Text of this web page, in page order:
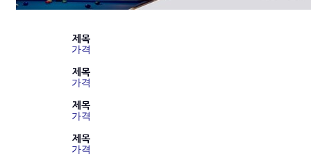
제목
가격
제목
가격
제목
가격
제목
가격